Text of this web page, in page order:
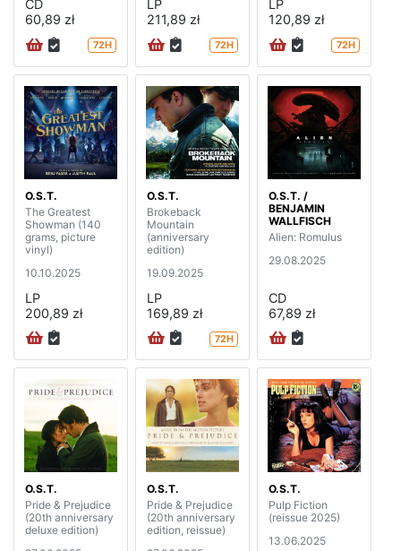
CD
60,89 zł
72H
LP
211,89 zł
72H
LP
120,89 zł
72H
O.S.T.
The Greatest
Showman (140
grams, picture
vinyl)
10.10.2025
LP
200,89 zł
O.S.T.
Brokeback
Mountain
(anniversary
edition)
19.09.2025
LP
169,89 zł
72H
O.S.T. /
BENJAMIN
WALLFISCH
Alien: Romulus
29.08.2025
CD
67,89 zł
O.S.T.
Pride & Prejudice
(20th anniversary
deluxe edition)
O.S.T.
Pride & Prejudice
(20th anniversary
edition, reissue)
O.S.T.
Pulp Fiction
(reissue 2025)
13.06.2025